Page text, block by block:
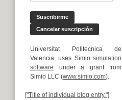
Universitat Politecnica de
Valencia, uses Simiosimulation
software under a grant from
Simio LLC (www.simio.com).
["Title of individual blog entry."]